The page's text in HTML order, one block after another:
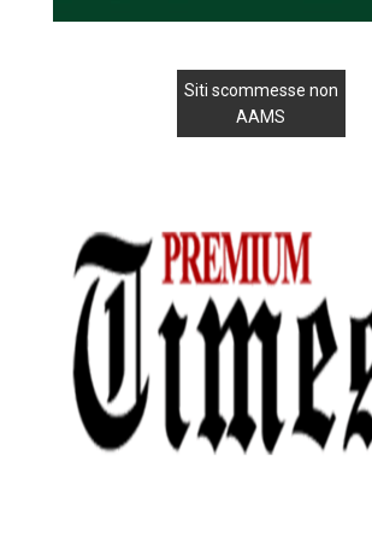
Siti scommesse non
AAMS